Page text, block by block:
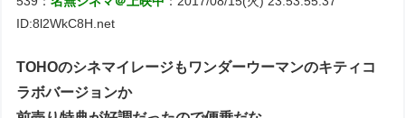
ID:8l2WkC8H.net
TOHOのシネマイレージもワンダーウーマンのキティコ
ラボバージョンか